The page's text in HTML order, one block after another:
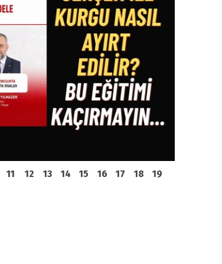
11 12 13 14 15 16 17 18 19